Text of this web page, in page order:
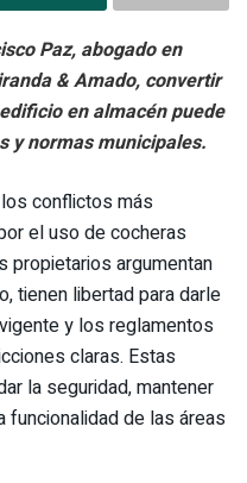
Paz, abogado en
& Amado, convertir
en almacén puede
y normas municipales.
conflictos más
el uso de cocheras
propietarios argumentan
tienen libertad para darle
y los reglamentos
claras. Estas
la seguridad, mantener
funcionalidad de las áreas